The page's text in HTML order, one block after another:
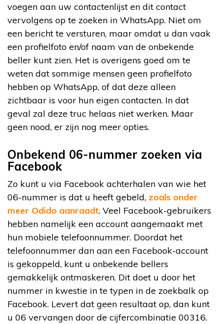
voegen aan uw contactenlijst en dit contact
vervolgens op te zoeken in WhatsApp. Niet om
een bericht te versturen, maar omdat u dan vaak
een profielfoto en/of naam van de onbekende
beller kunt zien. Het is overigens goed om te
weten dat sommige mensen geen profielfoto
hebben op WhatsApp, of dat deze alleen
zichtbaar is voor hun eigen contacten. In dat
geval zal deze truc helaas niet werken. Maar
geen nood, er zijn nog meer opties.
Onbekend 06-nummer zoeken via
Facebook
Zo kunt u via Facebook achterhalen van wie het
06-nummer is dat u heeft gebeld, zoals onder
meer Odido aanraadt. Veel Facebook-gebruikers
hebben namelijk een account aangemaakt met
hun mobiele telefoonnummer. Doordat het
telefoonnummer dan aan een Facebook-account
is gekoppeld, kunt u onbekende bellers
gemakkelijk ontmaskeren. Dit doet u door het
nummer in kwestie in te typen in de zoekbalk op
Facebook. Levert dat geen resultaat op, dan kunt
u 06 vervangen door de cijfercombinatie 00316.